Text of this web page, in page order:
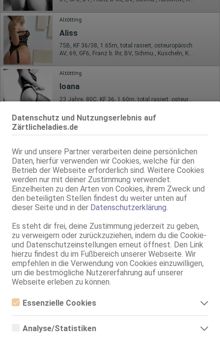
Datenschutz und Nutzungserlebnis auf
Zärtlicheladies.de
Wir und unsere Partner verarbeiten deine persönlichen
Daten, hierfür verwenden wir Cookies, welche für den
Betrieb der Webseite erforderlich sind. Weitere Cookies
werden nur mit deiner Zustimmung verwendet.
Einzelheiten zu den Arten von Cookies, ihrem Zweck und
den beteiligten Stellen findest du weiter unten auf
dieser Seite und in der Datenschutzerklärung.
Es steht dir frei, deine Zustimmung jederzeit zu geben,
zu verweigern oder zurückzuziehen, indem du die Cookie-
und Datenschutzeinstellungen erneut öffnest. Den Link
hierzu findest du im Fußbereich unserer Webseite. Wir
empfehlen in die Verwendung von Cookies einzuwilligen,
um die bestmögliche Nutzererfahrung auf unserer
Webseite erleben zu können.
Essenzielle Cookies
Essenzielle Cookies sind alle notwendigen Cookies, die für den
ermöglicht werden. Die Webseite kann ohne diese Cookies nicht
Analyse/Statistiken
Altötting
Aliss
75B, KF 36/38, 1.65m, total rasiert, osteuropäisch
Altötting
Ioana
Altötting
26 Jahre, 75C, KF 34/36, 1.60m, teilrasiert, asiatisch
ZK, 69, Franz b. Ihr, BV, Schmu., Kuscheln, Körperküs., DSa
Töging am Inn
Mimi Domination and party 18+
Töging am Inn
Mya
20 Jahre, 80B, KF 36/38, 1.46m, 50 kg, total rasiert, osteuropäisch
69, GF6, Franz b. Ihr, Schmu., Kuscheln, Körperküs., Mast., FE
Töging am Inn
Karina